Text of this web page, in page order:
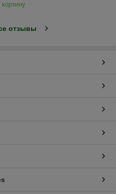
отзывы